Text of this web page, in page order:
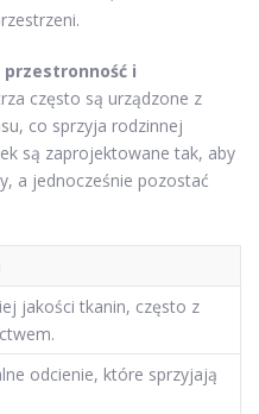
przestronność i
często są urządzone z
co sprzyja rodzinnej
są zaprojektowane tak, aby
a jednocześnie pozostać
jakości tkanin, często z
odcienie, które sprzyjają